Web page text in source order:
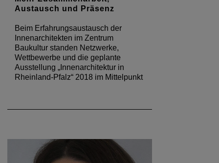
Austausch und Präsenz
Beim Erfahrungsaustausch der
Innenarchitekten im Zentrum
Baukultur standen Netzwerke,
Wettbewerbe und die geplante
Ausstellung „Innenarchitektur in
Rheinland-Pfalz“ 2018 im Mittelpunkt